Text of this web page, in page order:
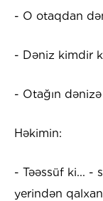
- O otaqdan
- Dəniz kimdir
- Otağın dənizə
Həkimin:
- Təəssüf ki... -
yerindən